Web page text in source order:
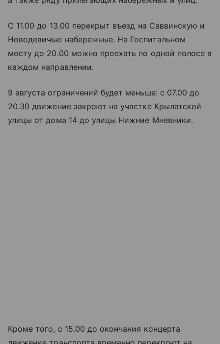
С 11.00 до 13.00 перекрыт въезд на Саввинскую и
Новодевичью набережные. На Госпитальном
мосту до 20.00 можно проехать по одной полосе в
каждом направлении.
9 августа ограничений будет меньше: с 07.00 до
20.30 движение закроют на участке Крылатской
улицы от дома 14 до улицы Нижние Мневники.
Кроме того, с 15.00 до окончания концерта